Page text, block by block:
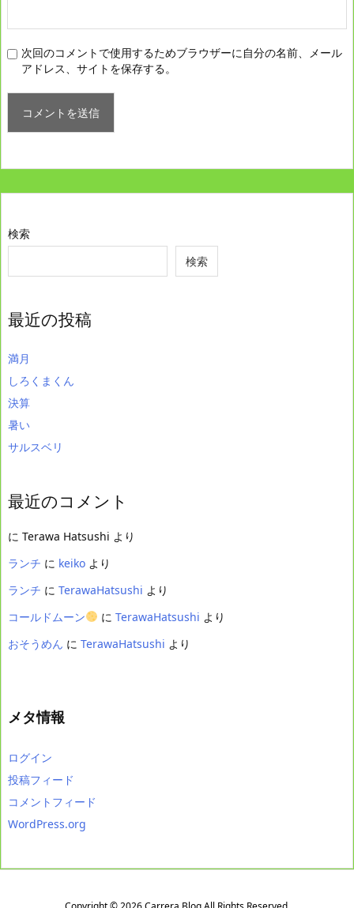
次回のコメントで使用するためブラウザーに自分の名前、メール
アドレス、サイトを保存する。
検索
検索
最近の投稿
満月
しろくまくん
決算
暑い
サルスベリ
最近のコメント
に Terawa Hatsushi より
ランチ に keiko より
ランチ に TerawaHatsushi より
コールドムーン
に TerawaHatsushi より
おそうめん に TerawaHatsushi より
メタ情報
ログイン
投稿フィード
コメントフィード
WordPress.org